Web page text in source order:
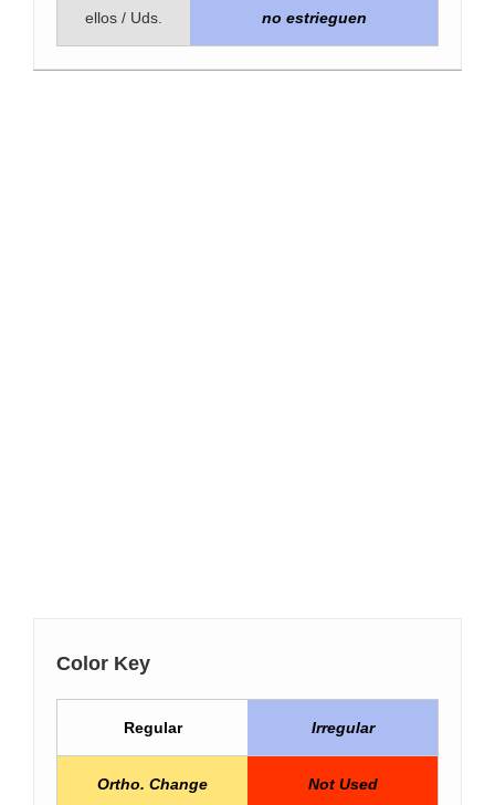
ellos / Uds. no estrieguen
Color Key
Regular Irregular
Ortho. Change Not Used